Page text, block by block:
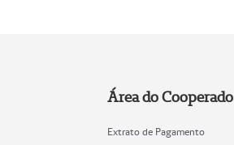
Área do Cooperado
Extrato de Pagamento